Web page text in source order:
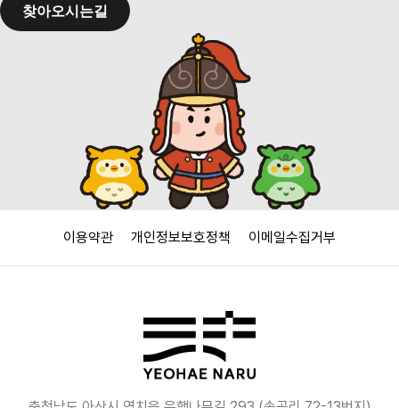
찾아오시는길
이용약관 개인정보보호정책 이메일수집거부